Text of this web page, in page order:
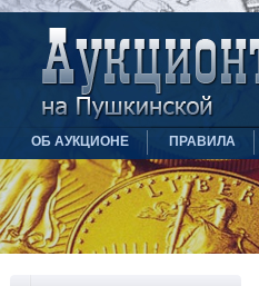
ОБ АУКЦИОНЕ ПРАВИЛА